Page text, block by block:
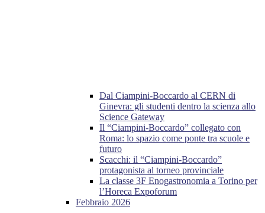
Dal Ciampini-Boccardo al CERN di
Ginevra: gli studenti dentro la scienza allo
Science Gateway
Il “Ciampini-Boccardo” collegato con
Roma: lo spazio come ponte tra scuole e
futuro
Scacchi: il “Ciampini-Boccardo”
protagonista al torneo provinciale
La classe 3F Enogastronomia a Torino per
l’Horeca Expoforum
Febbraio 2026